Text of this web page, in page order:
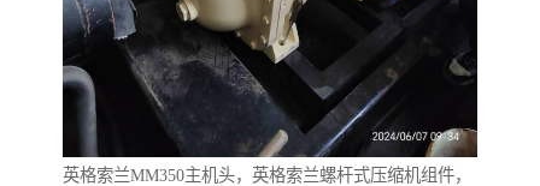
英格索兰MM350主机头，英格索兰螺杆式压缩机组件，